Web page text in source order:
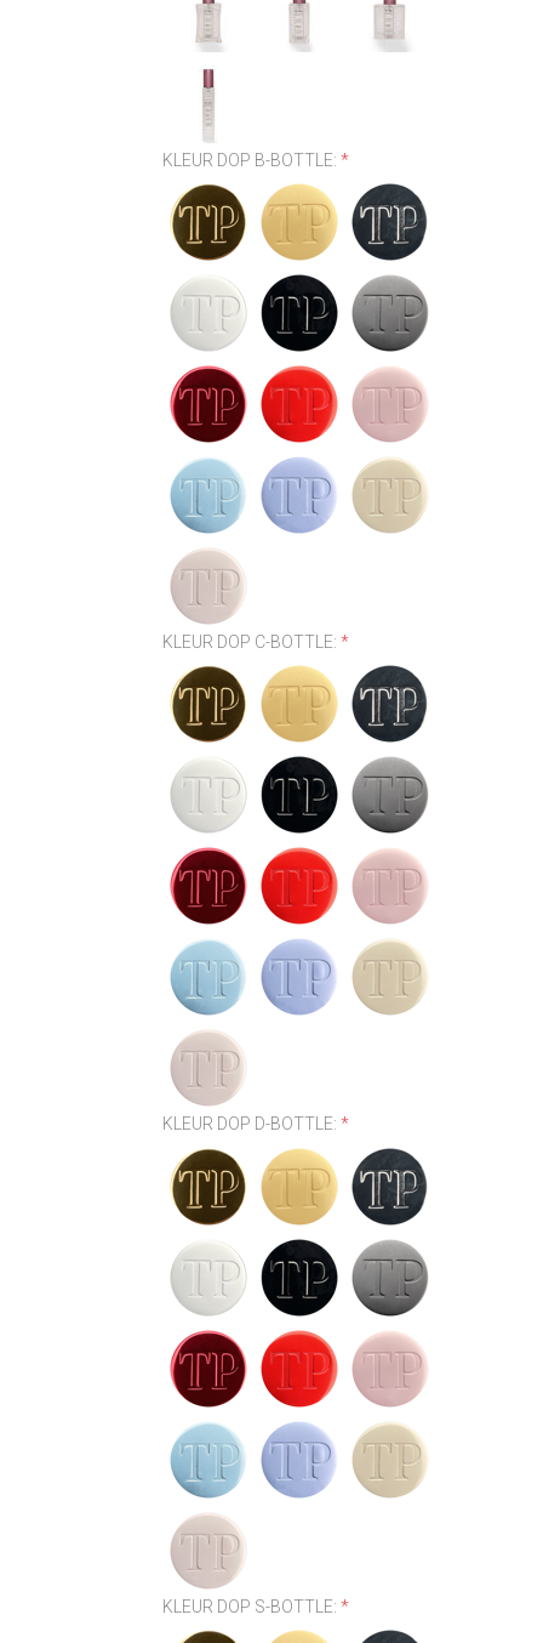
KLEUR DOP B-BOTTLE:*
KLEUR DOP C-BOTTLE:*
KLEUR DOP D-BOTTLE:*
KLEUR DOP S-BOTTLE:*